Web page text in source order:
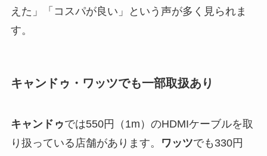
えた」「コスパが良い」という声が多く見られま
す。
キャンドゥ・ワッツでも一部取扱あり
キャンドゥでは550円（1m）のHDMIケーブルを取
り扱っている店舗があります。
ワッツでも330円